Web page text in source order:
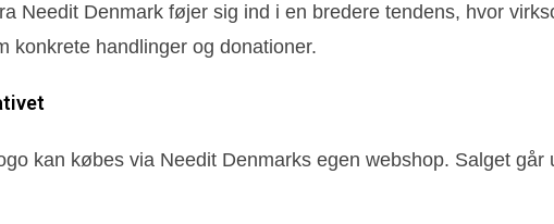
Needit Denmark føjer sig ind i en bredere tendens, hvor
konkrete handlinger og donationer.
kan købes via Needit Denmarks egen webshop. Salget